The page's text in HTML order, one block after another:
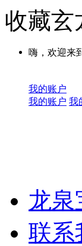
收藏玄
嗨，欢迎来
我的账户
我的账户 我
龙泉
联系